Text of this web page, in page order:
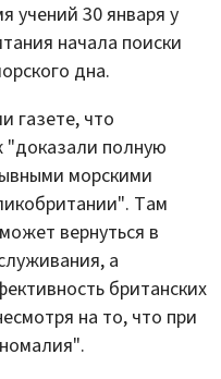
учений 30 января у
начала поиски
дна.
газете, что
"доказали полную
морскими
Там
вернуться в
а
британских
на то, что при